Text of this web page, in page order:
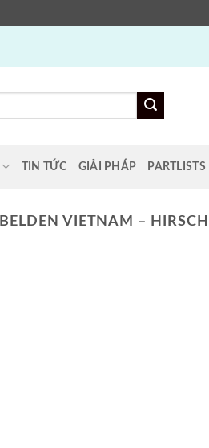
TIN TỨC GIẢI PHÁP PARTLISTS
BELDEN VIETNAM –